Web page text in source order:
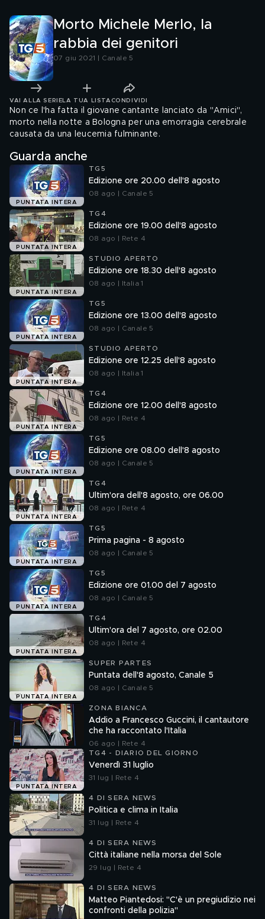
Morto Michele Merlo, la
rabbia dei genitori
07 giu 2021 | Canale 5
VAI ALLA SERIE LA TUA LISTA CONDIVIDI
Non ce l'ha fatta il giovane cantante lanciato da "Amici",
morto nella notte a Bologna per una emorragia cerebrale
causata da una leucemia fulminante.
Guarda anche
PUNTATA INTERA
TG5
Edizione ore 20.00 dell'8 agosto
08 ago | Canale 5
PUNTATA INTERA
TG4
Edizione ore 19.00 dell'8 agosto
08 ago | Rete 4
PUNTATA INTERA
STUDIO APERTO
Edizione ore 18.30 dell'8 agosto
08 ago | Italia 1
PUNTATA INTERA
TG5
Edizione ore 13.00 dell'8 agosto
08 ago | Canale 5
PUNTATA INTERA
STUDIO APERTO
Edizione ore 12.25 dell'8 agosto
08 ago | Italia 1
PUNTATA INTERA
TG4
Edizione ore 12.00 dell'8 agosto
08 ago | Rete 4
PUNTATA INTERA
TG5
Edizione ore 08.00 dell'8 agosto
08 ago | Canale 5
PUNTATA INTERA
TG4
Ultim'ora dell'8 agosto, ore 06.00
08 ago | Rete 4
PUNTATA INTERA
TG5
Prima pagina - 8 agosto
08 ago | Canale 5
PUNTATA INTERA
TG5
Edizione ore 01.00 del 7 agosto
08 ago | Canale 5
PUNTATA INTERA
TG4
Ultim'ora del 7 agosto, ore 02.00
08 ago | Rete 4
PUNTATA INTERA
SUPER PARTES
Puntata dell'8 agosto, Canale 5
08 ago | Canale 5
ZONA BIANCA
Addio a Francesco Guccini, il cantautore
che ha raccontato l'Italia
06 ago | Rete 4
PUNTATA INTERA
TG4 - DIARIO DEL GIORNO
Venerdì 31 luglio
31 lug | Rete 4
4 DI SERA NEWS
Politica e clima in Italia
31 lug | Rete 4
4 DI SERA NEWS
Città italiane nella morsa del Sole
29 lug | Rete 4
4 DI SERA NEWS
Matteo Piantedosi: "C'è un pregiudizio nei
confronti della polizia"